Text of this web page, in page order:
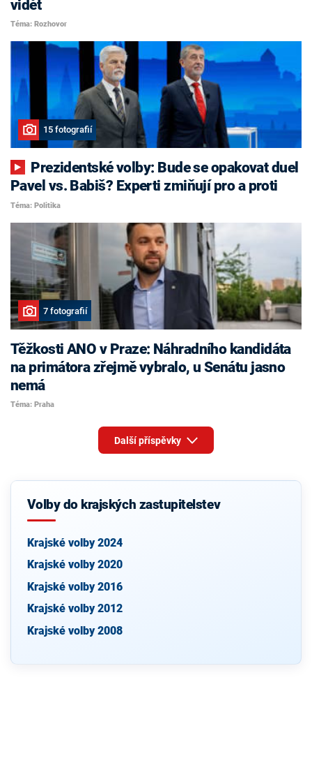
vidět
Téma: Rozhovor
15 fotografií
Pavel vs. Babiš? Experti zmiňují pro a proti
Téma: Politika
7 fotografií
Těžkosti ANO v Praze: Náhradního kandidáta
na primátora zřejmě vybralo, u Senátu jasno
nemá
Téma: Praha
Další příspěvky
Volby do krajských zastupitelstev
Krajské volby 2024
Krajské volby 2020
Krajské volby 2016
Krajské volby 2012
Krajské volby 2008